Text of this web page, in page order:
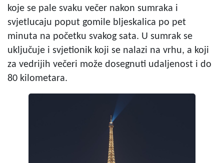
koje se pale svaku večer nakon sumraka i
svjetlucaju poput gomile bljeskalica po pet
minuta na početku svakog sata. U sumrak se
uključuje i svjetionik koji se nalazi na vrhu, a koji
za vedrijih večeri može dosegnuti udaljenost i do
80 kilometara.